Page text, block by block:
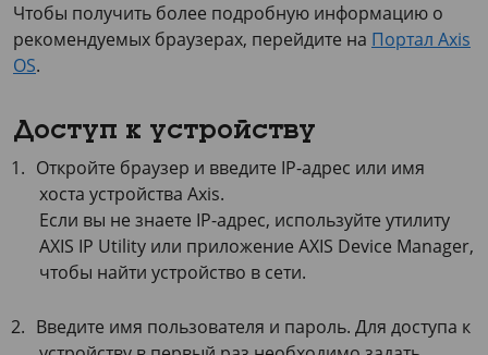
Чтобы получить более подробную информацию о
рекомендуемых браузерах, перейдите на Портал Axis
OS.
Доступ к устройству
Откройте браузер и введите IP-адрес или имя
хоста устройства Axis.
Если вы не знаете IP-адрес, используйте утилиту
AXIS IP Utility или приложение AXIS Device Manager,
чтобы найти устройство в сети.
Введите имя пользователя и пароль. Для доступа к